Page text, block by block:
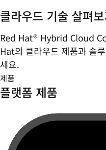
클라우드 기술 살펴
Red Hat® Hybrid Cloud
Hat의 클라우드 제품과 솔
세요.
제품
플랫폼 제품